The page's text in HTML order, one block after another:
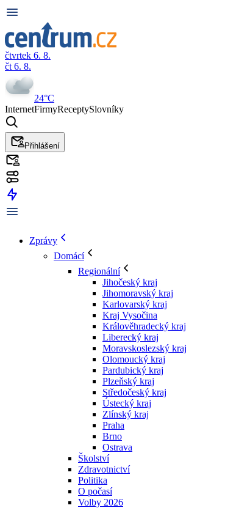
čtvrtek 6. 8.
čt 6. 8.
24°C
InternetFirmyReceptySlovníky
Přihlášení
Zprávy
Domácí
Regionální
Jihočeský kraj
Jihomoravský kraj
Karlovarský kraj
Kraj Vysočina
Králověhradecký kraj
Liberecký kraj
Moravskoslezský kraj
Olomoucký kraj
Pardubický kraj
Plzeňský kraj
Středočeský kraj
Ústecký kraj
Zlínský kraj
Praha
Brno
Ostrava
Školství
Zdravotnictví
Politika
O počasí
Volby 2026